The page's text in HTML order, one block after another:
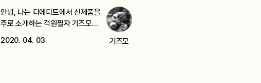
안녕, 나는 디에디트에서 신제품을
주로 소개하는 객원필자 기즈모다.
2020. 04. 03 기즈모